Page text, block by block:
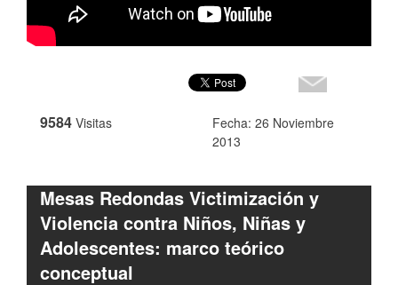
9584 Visitas
Fecha: 26 Noviembre
2013
Mesas Redondas Victimización y
Violencia contra Niños, Niñas y
Adolescentes: marco teórico
conceptual